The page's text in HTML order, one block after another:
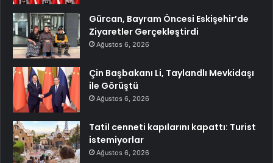
Gürcan, Bayram Öncesi Eskişehir’de
Ziyaretler Gerçekleştirdi
Ağustos 6, 2026
Çin Başbakanı Li, Taylandlı Mevkidaşı
ile Görüştü
Ağustos 6, 2026
Tatil cenneti kapılarını kapattı: Turist
istemiyorlar
Ağustos 6, 2026